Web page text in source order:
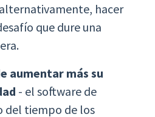
hacer
que dure una
aumentar más su
- el software de
del tiempo de los